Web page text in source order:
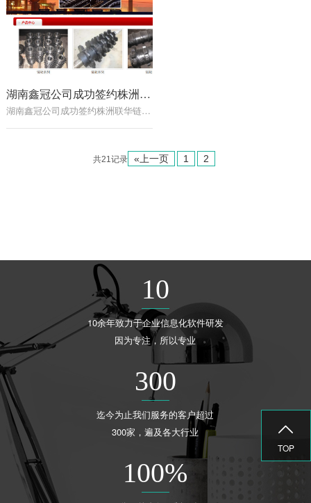

TOP
湖南鑫冠公司成功签约株洲联华链条有限公司网站建设
湖南鑫冠公司成功签约株洲联华链条有限公司网站建设...
共21记录 «上一页 1 2
10
10余年致力于企业信息化软件研发
因为专注，所以专业
300
迄今为止我们服务的客户超过
300家，遍及各大行业
100%